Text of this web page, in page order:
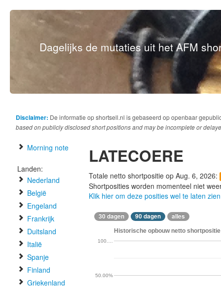
Dagelijks de mutaties uit het AFM
Disclaimer: De informatie op shortsell.nl is gebaseerd op openbaar
based on publicly disclosed short positions and may be incomplete or
Morning note
Landen:
Nederland
België
Engeland
Frankrijk
Duitsland
Italië
Spanje
Finland
Griekenland
LATECOERE
Totale netto shortpositie op Aug. 6, 2026:
Shortposities worden momenteel niet
Klik hier om deze posities wel te laten zien
30 dagen 90 dagen alles
Historische opbouw netto
50.00%
100.…